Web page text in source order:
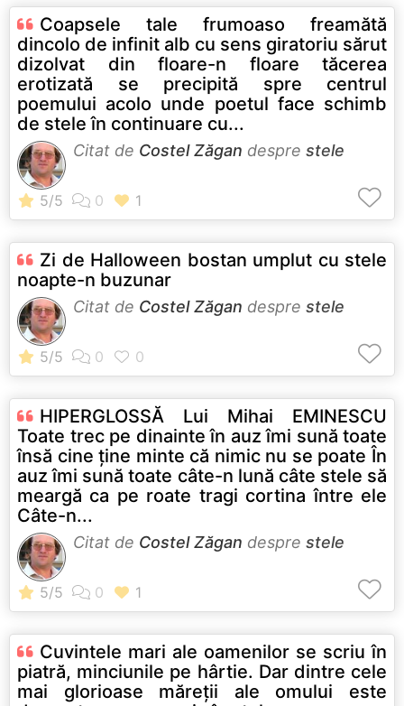
Coapsele tale frumoaso freamătă
dincolo de infinit alb cu sens giratoriu sărut
dizolvat din floare-n floare tăcerea
erotizată se precipită spre centrul
poemului acolo unde poetul face schimb
de stele în continuare cu...
Citat de Costel Zăgan despre stele
Zi de Halloween bostan umplut cu stele
noapte-n buzunar
Citat de Costel Zăgan despre stele
HIPERGLOSSĂ Lui Mihai EMINESCU
Toate trec pe dinainte în auz îmi sună toate
însă cine ține minte că nimic nu se poate În
auz îmi sună toate câte-n lună câte stele să
meargă ca pe roate tragi cortina între ele
Câte-n...
Citat de Costel Zăgan despre stele
Cuvintele mari ale oamenilor se scriu în
piatră, minciunile pe hârtie. Dar dintre cele
mai glorioase măreții ale omului este